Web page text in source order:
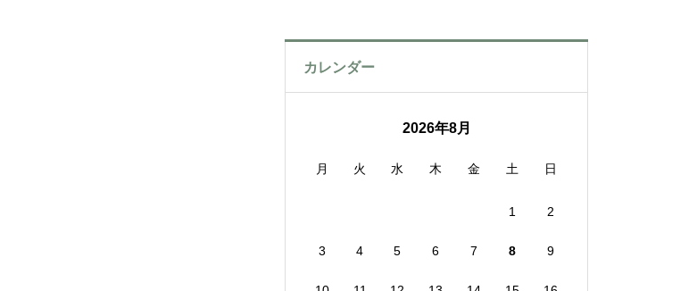
カレンダー
2026年8月
月 火 水 木 金 土 日
1 2
3 4 5 6 7 8 9